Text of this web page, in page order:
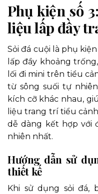
Phụ kiện số
liệu lấp đầy
Sỏi đá cuội là phụ
lấp đầy khoảng
lối đi mini trên tiểu
từ sông suối tự
kích cỡ khác nhau,
liệu trang trí tiểu
dễ dàng kết hợp với
nhiên nhất.
Hướng dẫn sử
thiết kế
Khi sử dụng sỏi đá,